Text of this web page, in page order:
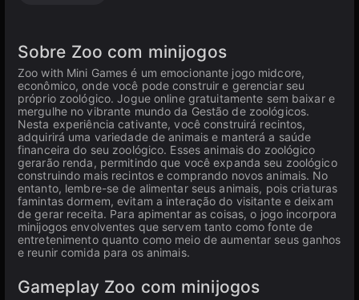
Sobre Zoo com minijogos
Zoo with Mini Games é um emocionante jogo midcore,
econômico, onde você pode construir e gerenciar seu
próprio zoológico. Jogue online gratuitamente sem baixar e
mergulhe no vibrante mundo da Gestão de zoológicos.
Nesta experiência cativante, você construirá recintos,
adquirirá uma variedade de animais e manterá a saúde
financeira do seu zoológico. Esses animais do zoológico
gerarão renda, permitindo que você expanda seu zoológico
construindo mais recintos e comprando novos animais. No
entanto, lembre-se de alimentar seus animais, pois criaturas
famintas dormem, evitam a interação do visitante e deixam
de gerar receita. Para apimentar as coisas, o jogo incorpora
minijogos envolventes que servem tanto como fonte de
entretenimento quanto como meio de aumentar seus ganhos
e reunir comida para os animais.
Gameplay Zoo com minijogos